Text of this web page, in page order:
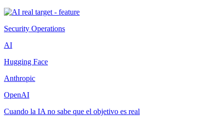
Security Operations
AI
Hugging Face
Anthropic
OpenAI
Cuando la IA no sabe que el objetivo es real